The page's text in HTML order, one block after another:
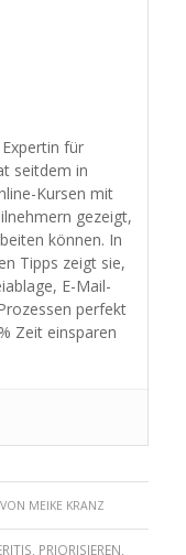
für
seitdem in
Kursen mit
gezeigt,
können. In
Tipps zeigt sie,
E-Mail-
perfekt
Zeit einsparen
VON MEIKE KRANZ
PRIORISIEREN